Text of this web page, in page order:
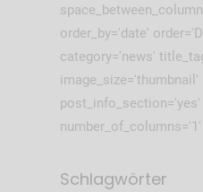
order_by='date'
category='news'
image_size='thumbnail'
post_info_section='yes'
Schlagwörter